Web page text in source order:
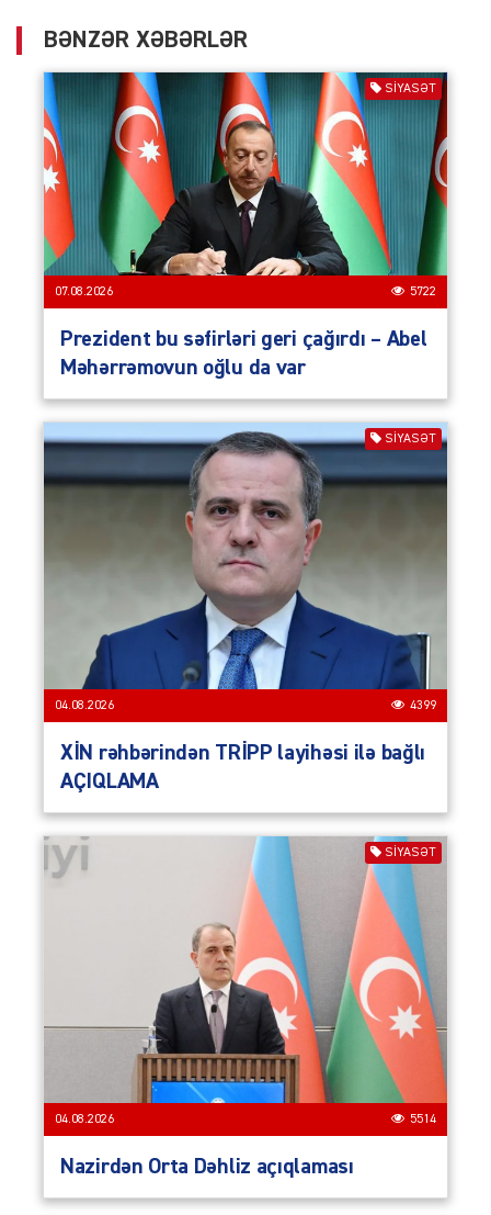
BƏNZƏR XƏBƏRLƏR
SIYASƏT
07.08.2026 5722
Prezident bu səfirləri geri çağırdı – Abel
Məhərrəmovun oğlu da var
SIYASƏT
04.08.2026 4399
XİN rəhbərindən TRİPP layihəsi ilə bağlı
AÇIQLAMA
SIYASƏT
04.08.2026 5514
Nazirdən Orta Dəhliz açıqlaması